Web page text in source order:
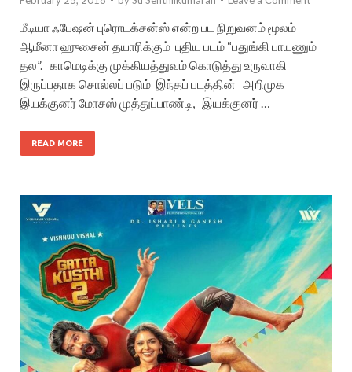
மீடியா ஃபேஷன் புரொடக்சன்ஸ் என்ற பட நிறுவனம் மூலம்
ஆமீனா ஹுசைன் தயாரிக்கும் புதிய படம் “பதுங்கி பாயணும்
தல”. காமெடிக்கு முக்கியத்துவம் கொடுத்து உருவாகி
இருப்பதாக சொல்லப் படும் இந்தப் படத்தின் அறிமுக
இயக்குனர் மோசஸ் முத்துப்பாண்டி, இயக்குனர் …
READ MORE